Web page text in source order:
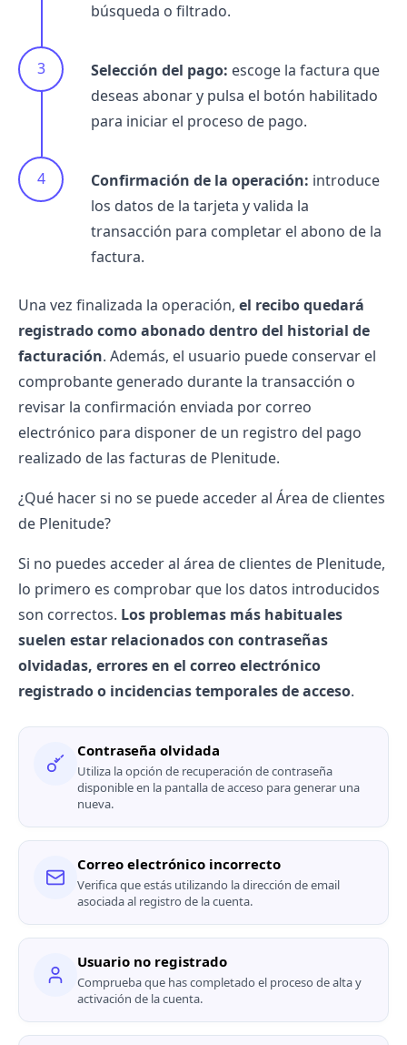
búsqueda o filtrado.
Selección del pago: escoge la factura que
deseas abonar y pulsa el botón habilitado
para iniciar el proceso de pago.
Confirmación de la operación: introduce
los datos de la tarjeta y valida la
transacción para completar el abono de la
factura.
Una vez finalizada la operación, el recibo quedará
registrado como abonado dentro del historial de
facturación. Además, el usuario puede conservar el
comprobante generado durante la transacción o
revisar la confirmación enviada por correo
electrónico para disponer de un registro del pago
realizado de las facturas de Plenitude.
¿Qué hacer si no se puede acceder al Área de clientes
de Plenitude?
Si no puedes acceder al área de clientes de Plenitude,
lo primero es comprobar que los datos introducidos
son correctos. Los problemas más habituales
suelen estar relacionados con contraseñas
olvidadas, errores en el correo electrónico
registrado o incidencias temporales de acceso.
Contraseña olvidada
Utiliza la opción de recuperación de contraseña
disponible en la pantalla de acceso para generar una
nueva.
Correo electrónico incorrecto
Verifica que estás utilizando la dirección de email
asociada al registro de la cuenta.
Usuario no registrado
Comprueba que has completado el proceso de alta y
activación de la cuenta.